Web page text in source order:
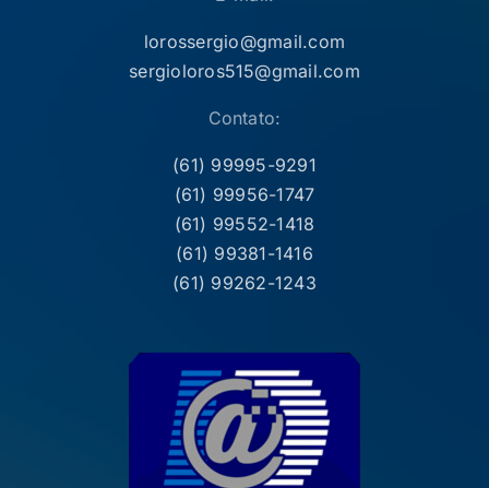
lorossergio@gmail.com
sergioloros515@gmail.com
Contato:
(61) 99995-9291
(61) 99956-1747
(61) 99552-1418
(61) 99381-1416
(61) 99262-1243